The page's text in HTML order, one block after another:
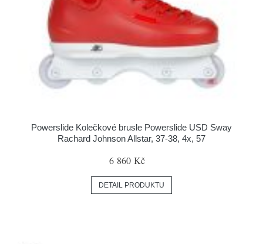
Powerslide Kolečkové brusle Powerslide USD Sway
Rachard Johnson Allstar, 37-38, 4x, 57
6 860 Kč
DETAIL PRODUKTU